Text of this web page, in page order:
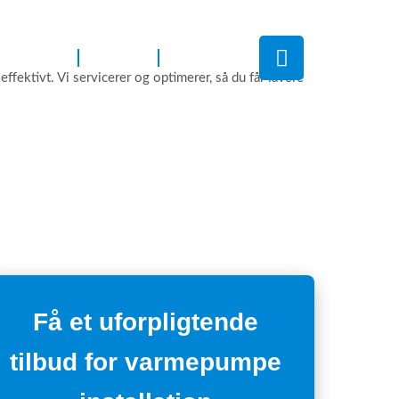
Vi servicerer og optimerer, så du får lavere
Få et uforpligtende
tilbud for varmepumpe